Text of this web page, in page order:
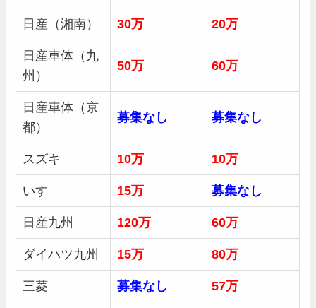
日産（湘南） 30万 20万
日産車体（九
州）
50万 60万
日産車体（京
都）
募集なし 募集なし
スズキ 10万 10万
いすゞ 15万 募集なし
日産九州 120万 60万
ダイハツ九州 15万 80万
三菱 募集なし 57万